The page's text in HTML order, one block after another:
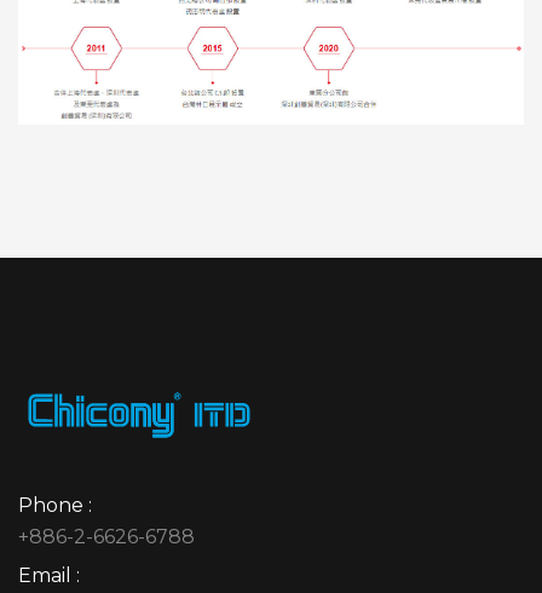
Phone :
+886-2-6626-6788
Email :